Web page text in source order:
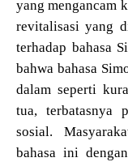
yang mengancam
revitalisasi yang
terhadap bahasa
bahwa bahasa
dalam seperti
tua, terbatasnya
sosial.
bahasa ini